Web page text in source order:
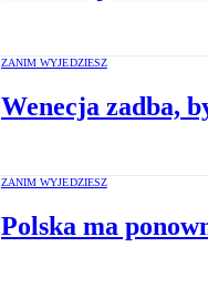
ZANIM WYJEDZIESZ
Wenecja zadba,
ZANIM WYJEDZIESZ
Polska ma